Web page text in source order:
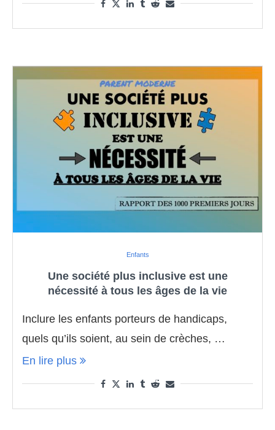
Enfants
Une société plus inclusive est une
nécessité à tous les âges de la vie
Inclure les enfants porteurs de handicaps,
quels qu’ils soient, au sein de crèches, …
En lire plus